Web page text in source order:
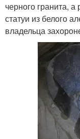
черного гранита,
статуи из белого
владельца